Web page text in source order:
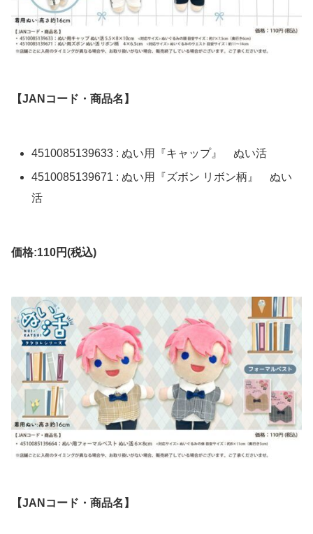
【JANコード・商品名】
4510085139633 : ぬい用『キャップ』 ぬい活
4510085139671 : ぬい用『ズボン リボン柄』 ぬい
活
価格:110円(税込)
【JANコード・商品名】